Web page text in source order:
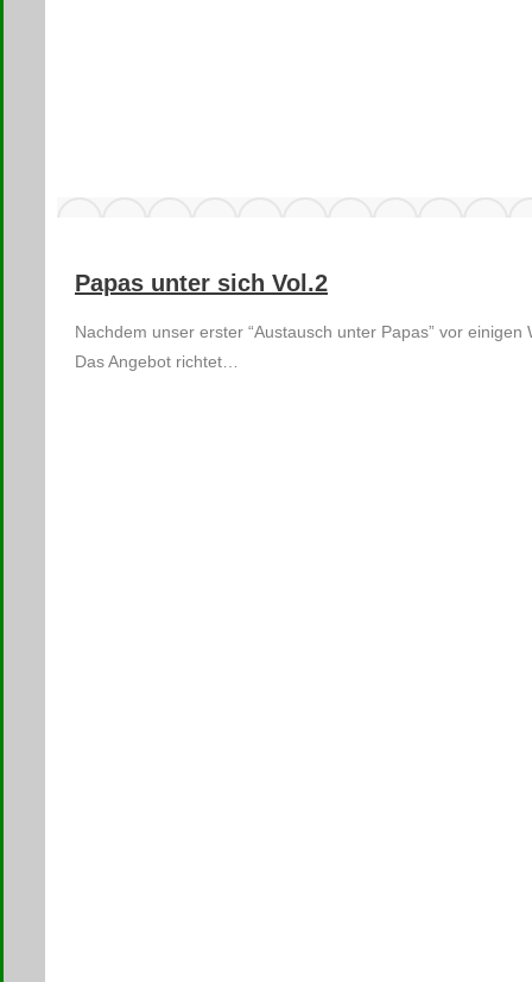
Papas unter sich Vol.2
Nachdem unser erster “Austausch unter Papas” vor
Das Angebot richtet…